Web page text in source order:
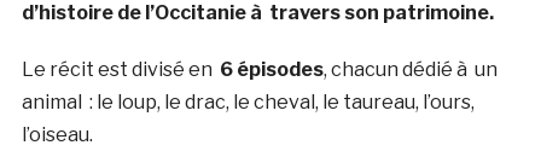
d’histoire de l’Occitanie à travers son patrimoine.
Le récit est divisé en 6 épisodes, chacun dédié à un
animal : le loup, le drac, le cheval, le taureau, l’ours,
l’oiseau.